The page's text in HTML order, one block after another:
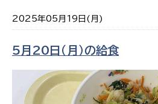
2025年05月19日(月)
5月20日（月）の給食